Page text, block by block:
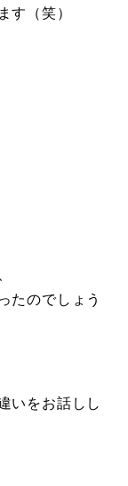
す（笑）
たのでしょう
いをお話しし